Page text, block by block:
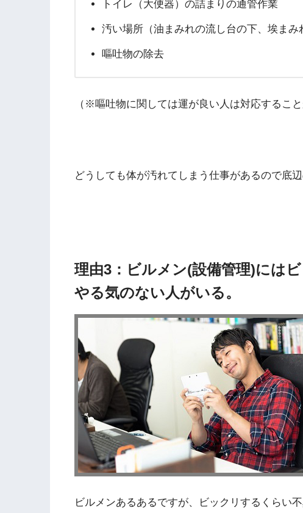
トイレ（大便器）の詰まりの通管作業
汚い場所（油まみれの流し台の下、埃まみ
嘔吐物の除去
（※嘔吐物に関しては運が良い人は対応すること
どうしても体が汚れてしまう仕事があるので底
理由3：ビルメン(設備管理)には
やる気のない人がいる。
ビルメンあるあるですが、ビックリするくらい